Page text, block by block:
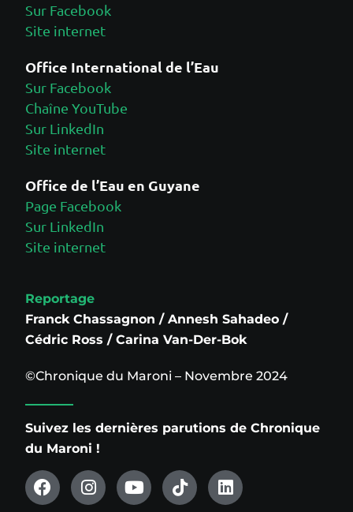
Sur Facebook
Site internet
Office International de l’Eau
Sur Facebook
Chaîne YouTube
Sur LinkedIn
Site internet
Office de l’Eau en Guyane
Page Facebook
Sur LinkedIn
Site internet
Reportage
Franck Chassagnon / Annesh Sahadeo /
Cédric Ross / Carina Van-Der-Bok
©Chronique du Maroni – Novembre 2024
Suivez les dernières parutions de Chronique
du Maroni !